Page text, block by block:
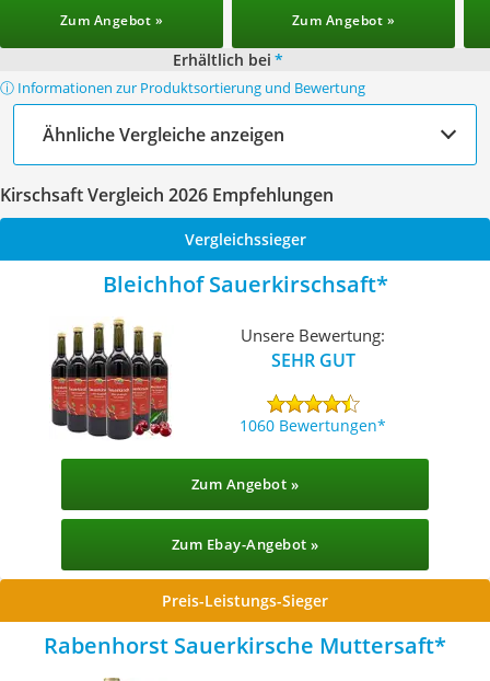
Zum Angebot » Zum Angebot »
Erhältlich bei *
ⓘ Informationen zur Produktsortierung und Bewertung
Ähnliche Vergleiche anzeigen
Kirschsaft Vergleich 2026 Empfehlungen
Vergleichssieger
Bleichhof Sauerkirschsaft
Unsere Bewertung:
SEHR GUT
1060 Bewertungen
Zum Angebot »
Zum Ebay-Angebot »
Preis-Leistungs-Sieger
Rabenhorst Sauerkirsche Muttersaft